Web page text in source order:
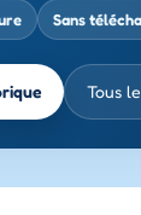
Sans
Tous